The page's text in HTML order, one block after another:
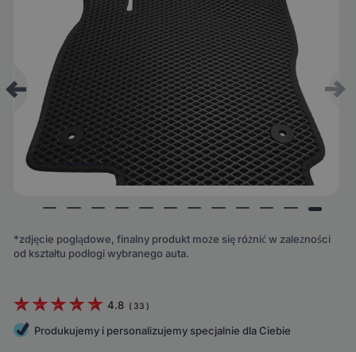
*zdjęcie poglądowe, finalny produkt może się różnić w zależności
od kształtu podłogi wybranego auta.
4.8 ( 33 )
Produkujemy i personalizujemy specjalnie dla Ciebie